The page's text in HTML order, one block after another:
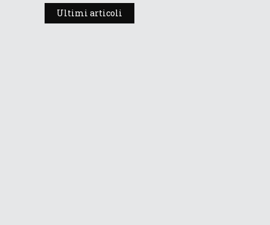
Ultimi articoli